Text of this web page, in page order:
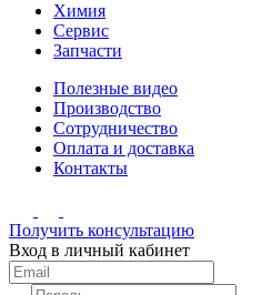
Химия
Сервис
Запчасти
Полезные видео
Производство
Сотрудничество
Оплата и доставка
Контакты
Получить консультацию
Вход в личный кабинет